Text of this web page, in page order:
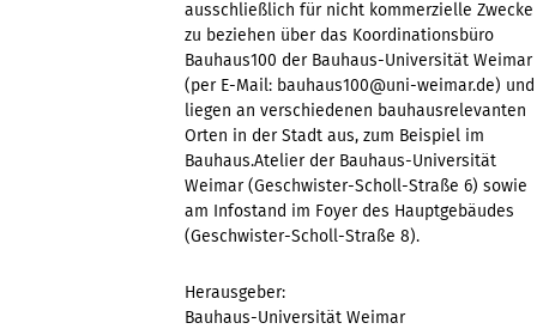
ausschließlich für nicht kommerzielle Zwecke
zu beziehen über das Koordinationsbüro
Bauhaus100 der Bauhaus-Universität Weimar
(per E-Mail: bauhaus100@uni-weimar.de) und
liegen an verschiedenen bauhausrelevanten
Orten in der Stadt aus, zum Beispiel im
Bauhaus.Atelier der Bauhaus-Universität
Weimar (Geschwister-Scholl-Straße 6) sowie
am Infostand im Foyer des Hauptgebäudes
(Geschwister-Scholl-Straße 8).
Herausgeber:
Bauhaus-Universität Weimar